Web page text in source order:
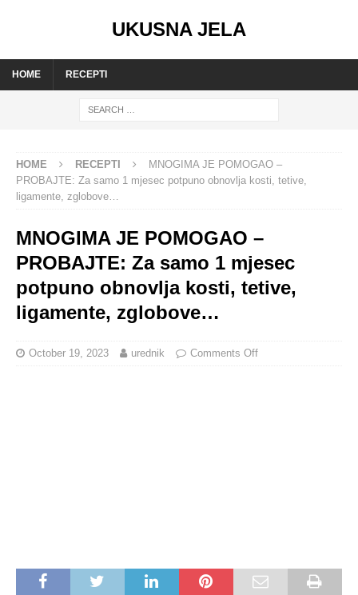
UKUSNA JELA
HOME RECEPTI
HOME RECEPTI
MNOGIMA JE POMOGAO –
PROBAJTE: Za samo 1 mjesec potpuno obnovlja kosti, tetive,
ligamente, zglobove…
MNOGIMA JE POMOGAO –
PROBAJTE: Za samo 1 mjesec
potpuno obnovlja kosti, tetive,
ligamente, zglobove…
October 19, 2023 urednik Comments Off